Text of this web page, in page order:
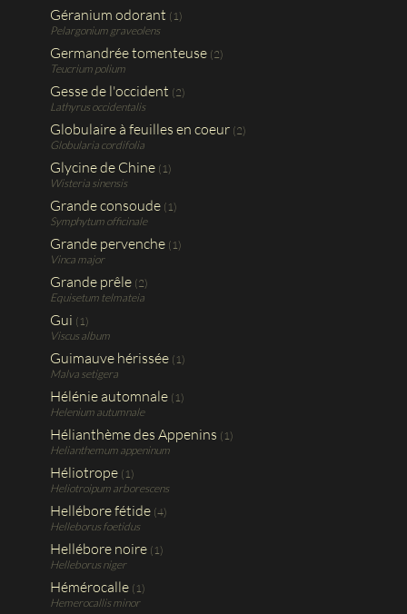
Géranium odorant (1)
Pelargonium graveolens
Germandrée tomenteuse (2)
Teucrium polium
Gesse de l'occident (2)
Lathyrus occidentalis
Globulaire à feuilles en coeur (2)
Globularia cordifolia
Glycine de Chine (1)
Wisteria sinensis
Grande consoude (1)
Symphytum officinale
Grande pervenche (1)
Vinca major
Grande prêle (2)
Equisetum telmateia
Gui (1)
Viscus album
Guimauve hérissée (1)
Malva setigera
Hélénie automnale (1)
Helenium autumnale
Hélianthème des Appenins (1)
Helianthemum appeninum
Héliotrope (1)
Heliotroipum arborescens
Hellébore fétide (4)
Helleborus foetidus
Hellébore noire (1)
Helleborus niger
Hémérocalle (1)
Hemerocallis minor